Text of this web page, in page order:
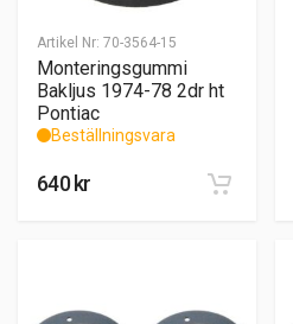
Artikel Nr: 70-3564-15
Monteringsgummi
Bakljus 1974-78 2dr ht
Pontiac
Beställningsvara
640kr